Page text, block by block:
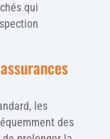
qui
les
des